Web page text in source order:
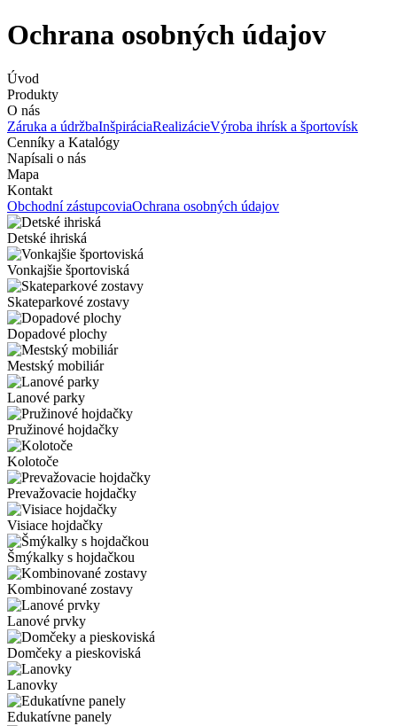
Ochrana osobných údajov
Úvod
Produkty
O nás
Záruka a údržbaInšpiráciaRealizácieVýroba ihrísk a športovísk
Cenníky a Katalógy
Napísali o nás
Mapa
Kontakt
Obchodní zástupcoviaOchrana osobných údajov
Detské ihriská
Vonkajšie športoviská
Skateparkové zostavy
Dopadové plochy
Mestský mobiliár
Lanové parky
Pružinové hojdačky
Kolotoče
Prevažovacie hojdačky
Visiace hojdačky
Šmýkalky s hojdačkou
Kombinované zostavy
Lanové prvky
Domčeky a pieskoviská
Lanovky
Edukatívne panely